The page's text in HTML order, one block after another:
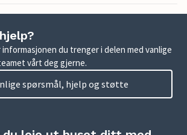
du trenger i delen med vanlige
vårt deg gjerne.
spørsmål, hjelp og støtte